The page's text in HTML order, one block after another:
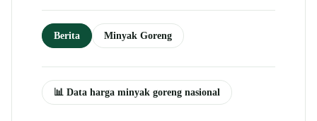
Berita Minyak Goreng
📊 Data harga minyak goreng nasional